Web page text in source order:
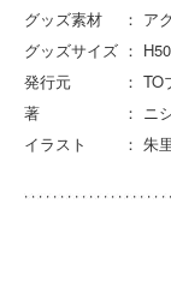
グッズ素材 ： ア
グッズサイズ ：
発行元 ： TOブ
著 ： ニシキ
イラスト ： 朱